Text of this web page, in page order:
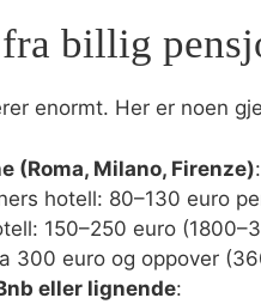
billig
enormt. Her er noen
(Roma, Milano, Firenze):
hotell: 80–130 euro
150–250 euro
300 euro og oppover
eller lignende: